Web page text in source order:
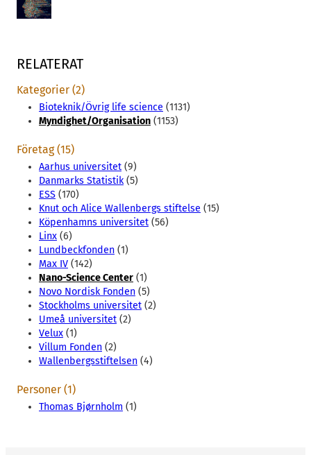
RELATERAT
Kategorier (2)
Bioteknik/Övrig life science (1131)
Myndighet/Organisation (1153)
Företag (15)
Aarhus universitet (9)
Danmarks Statistik(5)
ESS (170)
Knut och Alice Wallenbergs stiftelse (15)
Köpenhamns universitet (56)
Linx (6)
Lundbeckfonden (1)
Max IV (142)
Nano-Science Center (1)
Novo Nordisk Fonden (5)
Stockholms universitet (2)
Umeå universitet (2)
Velux (1)
Villum Fonden (2)
Wallenbergsstiftelsen (4)
Personer (1)
Thomas Bjørnholm (1)